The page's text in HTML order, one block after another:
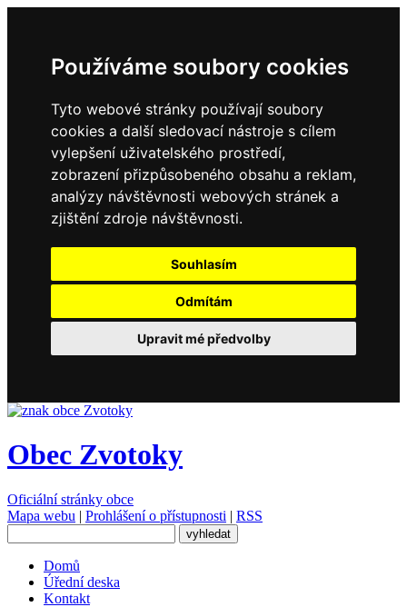
Používáme soubory cookies
Tyto webové stránky používají soubory
cookies a další sledovací nástroje s cílem
vylepšení uživatelského prostředí,
zobrazení přizpůsobeného obsahu a reklam,
analýzy návštěvnosti webových stránek a
zjištění zdroje návštěvnosti.
Souhlasím
Odmítám
Upravit mé předvolby
Obec Zvotoky
Oficiální stránky obce
Mapa webu | Prohlášení o přístupnosti | RSS
Domů
Úřední deska
Kontakt